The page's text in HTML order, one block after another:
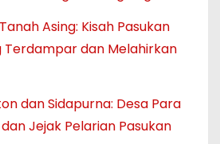
Asing: Kisah Pasukan
Terdampar dan Melahirkan
dan Sidapurna: Desa Para
Jejak Pelarian Pasukan